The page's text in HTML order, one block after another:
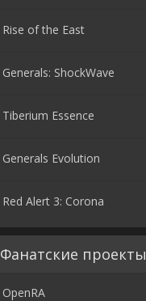
Rise of the East
Generals: ShockWave
Tiberium Essence
Generals Evolution
Red Alert 3: Corona
Фанатские проекты
OpenRA